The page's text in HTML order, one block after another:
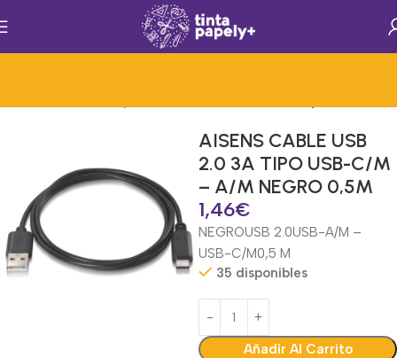
AISENS CABLE USB
2.0 3A TIPO USB-C/M
– A/M NEGRO 0,5M
1,46€
NEGROUSB 2.0USB-A/M –
USB-C/M0,5 M
35 disponibles
Añadir Al Carrito